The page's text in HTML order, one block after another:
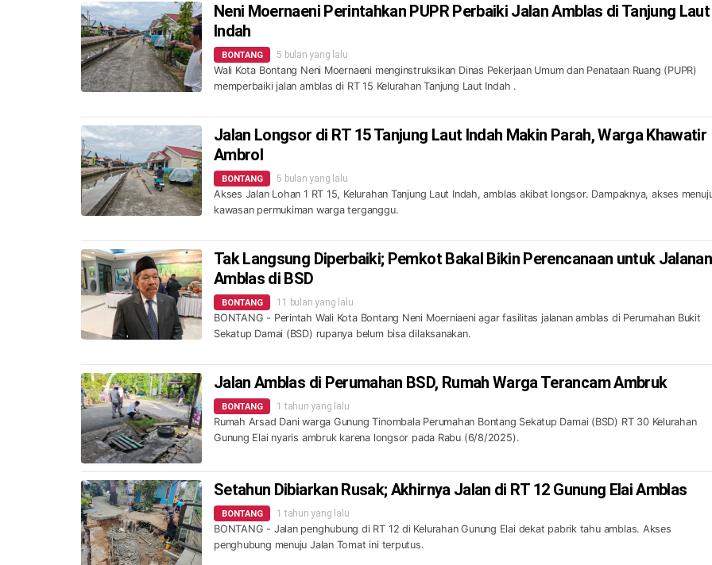
Neni Moernaeni Perintahkan PUPR Perbaiki Jalan Amblas di Tanjung Laut
Indah
BONTANG 5 bulan yang lalu
Wali Kota Bontang Neni Moernaeni menginstruksikan Dinas Pekerjaan Umum dan Penataan Ruang (PUPR)
memperbaiki jalan amblas di RT 15 Kelurahan Tanjung Laut Indah .
Jalan Longsor di RT 15 Tanjung Laut Indah Makin Parah, Warga Khawatir
Ambrol
BONTANG 5 bulan yang lalu
Akses Jalan Lohan 1 RT 15, Kelurahan Tanjung Laut Indah, amblas akibat longsor. Dampaknya, akses
kawasan permukiman warga terganggu.
Tak Langsung Diperbaiki; Pemkot Bakal Bikin Perencanaan untuk Jalanan
Amblas di BSD
BONTANG 11 bulan yang lalu
BONTANG - Perintah Wali Kota Bontang Neni Moerniaeni agar fasilitas jalanan amblas di Perumahan Bukit
Sekatup Damai (BSD) rupanya belum bisa dilaksanakan.
Jalan Amblas di Perumahan BSD, Rumah Warga Terancam Ambruk
BONTANG 1 tahun yang lalu
Rumah Arsad Dani warga Gunung Tinombala Perumahan Bontang Sekatup Damai (BSD) RT 30 Kelurahan
Gunung Elai nyaris ambruk karena longsor pada Rabu (6/8/2025).
Setahun Dibiarkan Rusak; Akhirnya Jalan di RT 12 Gunung Elai Amblas
BONTANG 1 tahun yang lalu
BONTANG - Jalan penghubung di RT 12 di Kelurahan Gunung Elai dekat pabrik tahu amblas. Akses
penghubung menuju Jalan Tomat ini terputus.